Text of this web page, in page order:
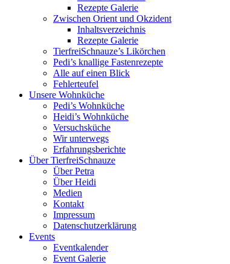
Rezepte Galerie
Zwischen Orient und Okzident
Inhaltsverzeichnis
Rezepte Galerie
TierfreiSchnauze’s Likörchen
Pedi’s knallige Fastenrezepte
Alle auf einen Blick
Fehlerteufel
Unsere Wohnküche
Pedi’s Wohnküche
Heidi’s Wohnküche
Versuchsküche
Wir unterwegs
Erfahrungsberichte
Über TierfreiSchnauze
Über Petra
Über Heidi
Medien
Kontakt
Impressum
Datenschutzerklärung
Events
Eventkalender
Event Galerie